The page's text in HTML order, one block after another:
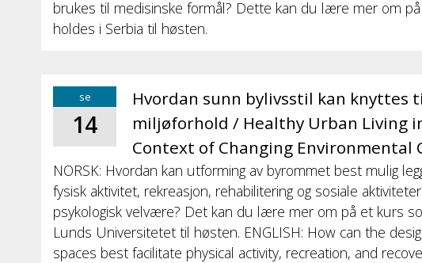
brukes til medisinske formål? Dette kan du lære mer om
holdes i Serbia til høsten.
se
14
Hvordan sunn bylivsstil kan knyttes
miljøforhold / Healthy Urban Living
Context of Changing Environmental
NORSK: Hvordan kan utforming av byrommet best mulig
fysisk aktivitet, rekreasjon, rehabilitering og sosiale
psykologisk velvære? Det kan du lære mer om på et kurs
Lunds Universitetet til høsten. ENGLISH: How can the
spaces best facilitate physical activity, recreation, and